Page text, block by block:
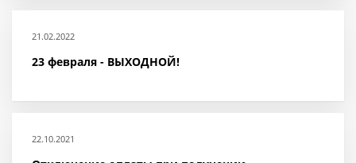
Как купить
Доставка
Новости
Контакты
21.02.2022
23 февраля - ВЫХОДНОЙ!
22.10.2021